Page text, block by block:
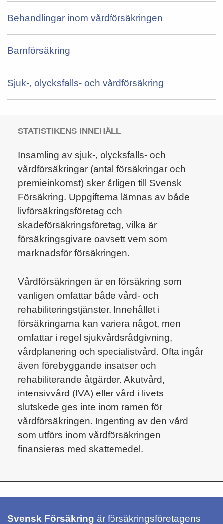
Behandlingar inom vårdförsäkringen
Barnförsäkring
Sjuk-, olycksfalls- och vårdförsäkring
STATISTIKENS INNEHÅLL
Insamling av sjuk-, olycksfalls- och
vårdförsäkringar (antal försäkringar och
premieinkomst) sker årligen till Svensk
Försäkring. Uppgifterna lämnas av både
livförsäkringsföretag och
skadeförsäkringsföretag, vilka är
försäkringsgivare oavsett vem som
marknadsför försäkringen.
Vårdförsäkringen är en försäkring som
vanligen omfattar både vård- och
rehabiliteringstjänster. Innehållet i
försäkringarna kan variera något, men
omfattar i regel sjukvårdsrådgivning,
vårdplanering och specialistvård. Ofta ingår
även förebyggande insatser och
rehabiliterande åtgärder. Akutvård,
intensivvård (IVA) eller vård i livets
slutskede ges inte inom ramen för
vårdförsäkringen. Ingenting av den vård
som utförs inom vårdförsäkringen
finansieras med skattemedel.
Svensk Försäkring är försäkringsföretagens